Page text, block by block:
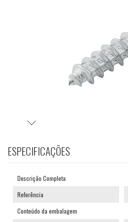
ESPECIFICAÇÕES
Descrição Completa
Referência
Conteúdo da embalagem